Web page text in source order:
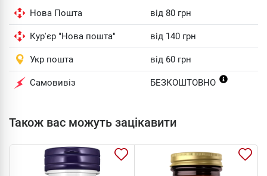
Нова Пошта від 80 грн
Кур'єр "Нова пошта" від 140 грн
Укр пошта від 60 грн
Самовивіз БЕЗКОШТОВНО
Також вас можуть зацікавити